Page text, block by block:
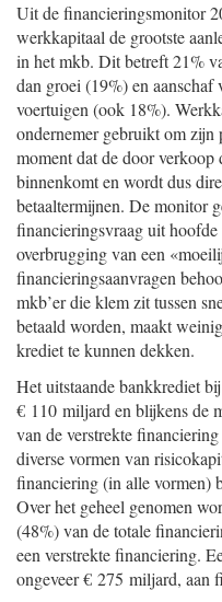
Uit de financieringsmonitor
werkkapitaal de grootste
in het mkb. Dit betreft 21%
dan groei (19%) en
voertuigen (ook 18%).
ondernemer gebruikt om zijn
moment dat de door verkoop
binnenkomt en wordt dus
betaaltermijnen. De monitor
financieringsvraag uit
overbrugging van een
financieringsaanvragen
mkb’er die klem zit tussen
betaald worden, maakt
krediet te kunnen dekken.
Het uitstaande bankkrediet
€ 110 miljard en blijkens de
van de verstrekte
diverse vormen van
financiering (in alle vormen)
Over het geheel genomen
(48%) van de totale
een verstrekte financiering.
ongeveer € 275 miljard, aan